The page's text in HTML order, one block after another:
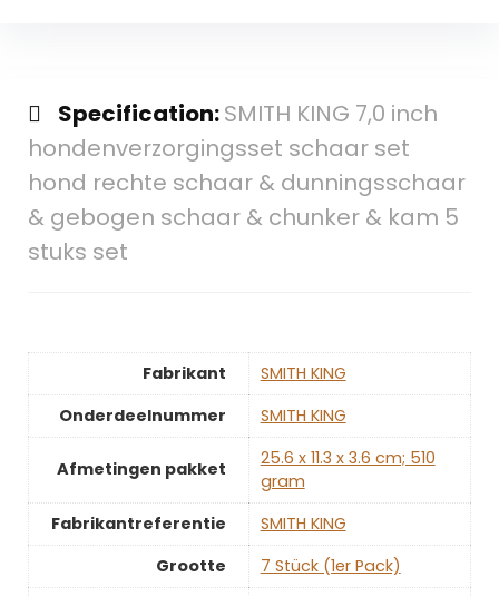
Specification:SMITH KING 7,0 inch
hondenverzorgingsset schaar set
hond rechte schaar & dunningsschaar
& gebogen schaar & chunker & kam 5
stuks set
Fabrikant
‎SMITH KING
Onderdeelnummer
‎SMITH KING
Afmetingen pakket
‎25.6 x 11.3 x 3.6 cm; 510
gram
Fabrikantreferentie
‎SMITH KING
Grootte
‎7 Stück (1er Pack)